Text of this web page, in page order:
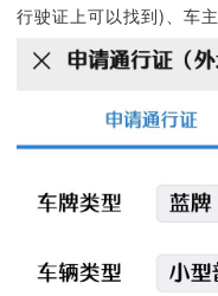
行驶证上可以找到)、车